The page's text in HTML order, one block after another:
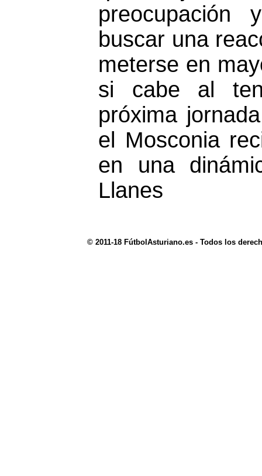
buscar una
meterse en
si cabe al
próxima
el Mosconia
en una
Llanes
© 2011-18 FútbolAsturiano.es - Todos los